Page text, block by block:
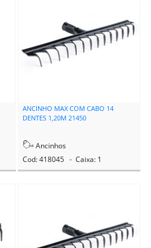
ANCINHO MAX COM CABO 14
DENTES 1,20M 21450
Ancinhos
Cod: 418045 - Caixa: 1